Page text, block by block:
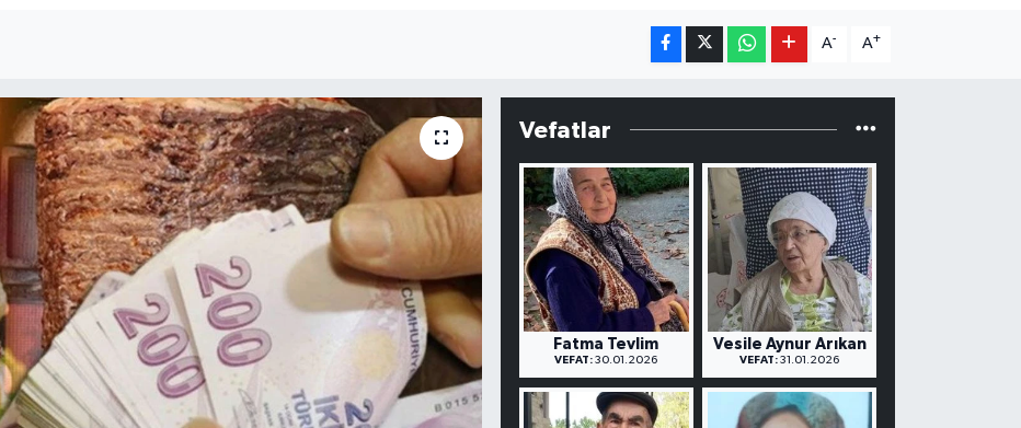
A- A+
Vefatlar
Fatma Tevlim
VEFAT: 30.01.2026
Vesile Aynur Arıkan
VEFAT: 31.01.2026